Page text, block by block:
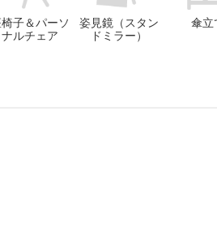
椅子＆パーソ
ナルチェア
姿見鏡（スタン
ドミラー）
傘立